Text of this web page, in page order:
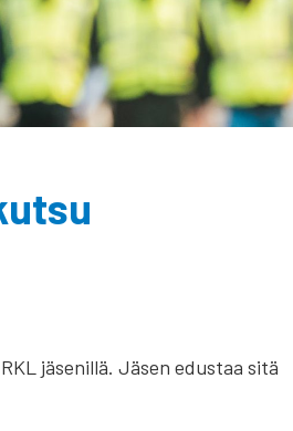
jäsenillä. Jäsen edustaa sitä